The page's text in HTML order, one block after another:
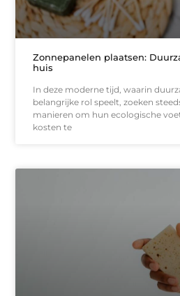
Zonnepanelen plaatsen:
huis
In deze moderne tijd, waarin
belangrijke rol speelt, zoeken
manieren om hun ecologische
kosten te